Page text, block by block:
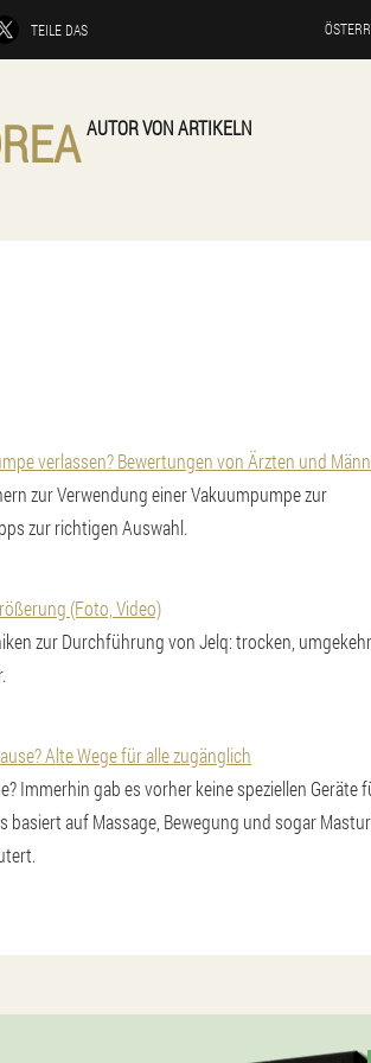
TEILE DAS
AUTOR VON ARTIKELN
verlassen? Bewertungen von Ärzten und
zur Verwendung einer Vakuumpumpe zur
zur richtigen Auswahl.
(Foto, Video)
zur Durchführung von Jelq: trocken,
Alte Wege für alle zugänglich
Immerhin gab es vorher keine speziellen Geräte
basiert auf Massage, Bewegung und sogar